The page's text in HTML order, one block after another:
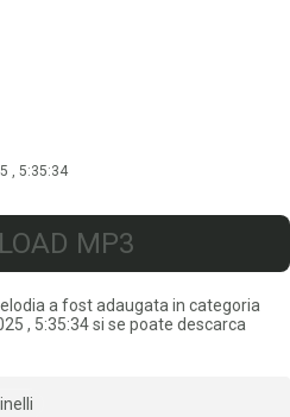
, 5:35:34
MP3
a fost adaugata in categoria
, 5:35:34 si se poate descarca